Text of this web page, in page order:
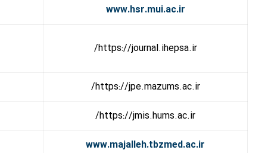
www.hsr.mui.ac.ir
https://journal.ihepsa.ir/
https://jpe.mazums.ac.ir/
https://jmis.hums.ac.ir/
www.majalleh.tbzmed.ac.ir